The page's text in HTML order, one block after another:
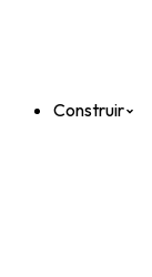
Construir